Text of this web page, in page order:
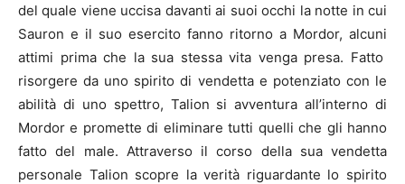
del quale viene uccisa davanti ai suoi occhi la notte in cui
Sauron e il suo esercito fanno ritorno a Mordor, alcuni
attimi prima che la sua stessa vita venga presa. Fatto
risorgere da uno spirito di vendetta e potenziato con le
abilità di uno spettro, Talion si avventura all’interno di
Mordor e promette di eliminare tutti quelli che gli hanno
fatto del male. Attraverso il corso della sua vendetta
personale Talion scopre la verità riguardante lo spirito